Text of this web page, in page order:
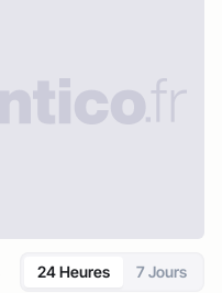
24 Heures 7 Jours